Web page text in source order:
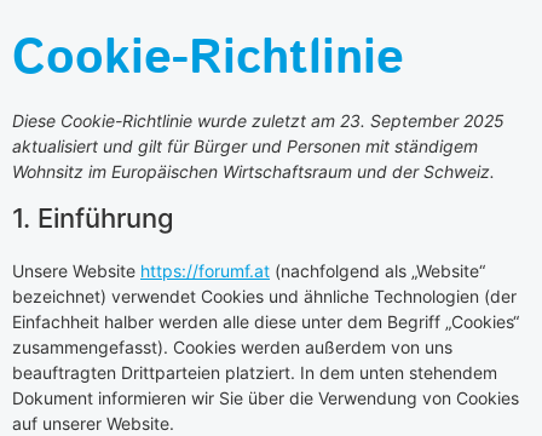
Cookie-Richtlinie
Diese Cookie-Richtlinie wurde zuletzt am 23. September 2025
aktualisiert und gilt für Bürger und Personen mit ständigem
Wohnsitz im Europäischen Wirtschaftsraum und der Schweiz.
1. Einführung
Unsere Website https://forumf.at (nachfolgend als „Website“
bezeichnet) verwendet Cookies und ähnliche Technologien (der
Einfachheit halber werden alle diese unter dem Begriff „Cookies“
zusammengefasst). Cookies werden außerdem von uns
beauftragten Drittparteien platziert. In dem unten stehendem
Dokument informieren wir Sie über die Verwendung von Cookies
auf unserer Website.